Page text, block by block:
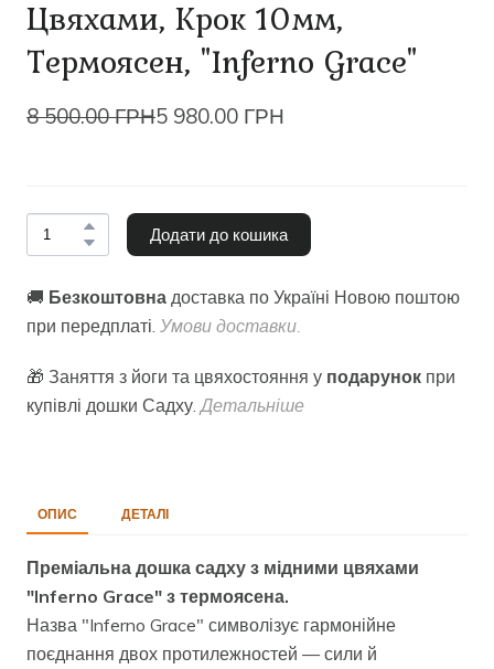
Цвяхами, Крок 10мм,
Термоясен, "Inferno Grace"
8 500.00 ГРН5 980.00 ГРН
Додати до кошика
🚚 Безкоштовна доставка по Україні Новою поштою
при передплаті. Умови доставки.
🎁 Заняття з йоги та цвяхостояння у подарунок при
купівлі дошки Садху. Детальніше
ОПИС ДЕТАЛІ
Преміальна дошка садху з мідними цвяхами
"Inferno Grace" з термоясена.
Назва "Inferno Grace" символізує гармонійне
поєднання двох протилежностей — сили й